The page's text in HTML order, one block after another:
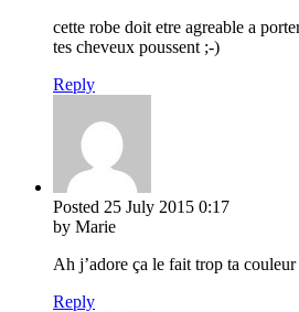
cette robe doit etre agreable a
tes cheveux poussent ;-)
Reply
Posted 25 July 2015 0:17
by Marie
Ah j’adore ça le fait trop ta
Reply